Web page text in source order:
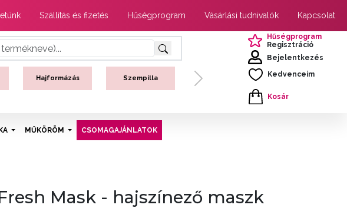
Szállítás és fizetés Hűségprogram Vásárlási tudnivalók Kapcsolat
Hajformázás Szempilla
Next
Hűségprogram
Regisztráció
Bejelentkezés
Kedvenceim
Kosár
MŰKÖRÖM CSOMAGAJÁNLATOK
Mask - hajszínező maszk